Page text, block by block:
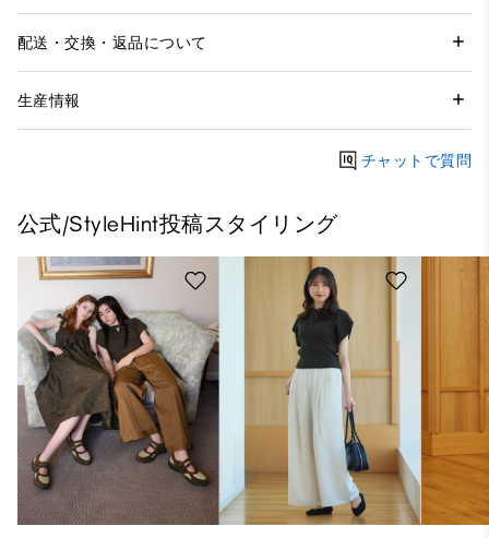
配送・交換・返品について
生産情報
チャットで質問
公式/StyleHint投稿スタイリング